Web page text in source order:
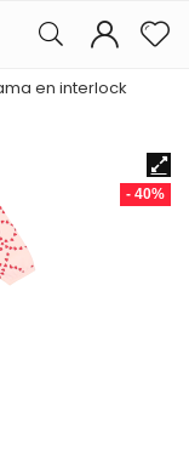
en interlock
- 40%